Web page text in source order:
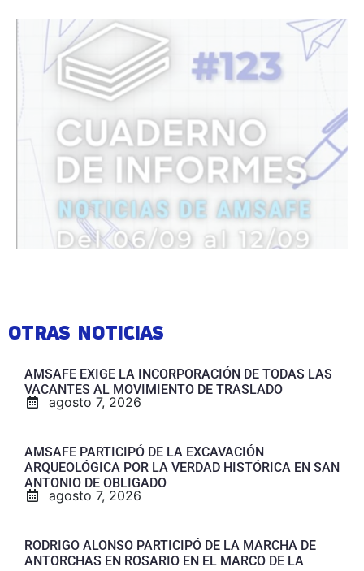
OTRAS NOTICIAS
ARQUEOLÓGICA POR LA VERDAD HISTÓRICA EN SAN
ANTONIO DE OBLIGADO
agosto 7, 2026
RODRIGO ALONSO PARTICIPÓ DE LA MARCHA DE
ANTORCHAS EN ROSARIO EN EL MARCO DE LA
JORNADA NACIONAL DE LUCHA
agosto 7, 2026
#3A PARO NACIONAL: AMSAFE PARTICIPÓ DE LA
MASIVA MOVILIZACIÓN NACIONAL EN DEFENSA DE